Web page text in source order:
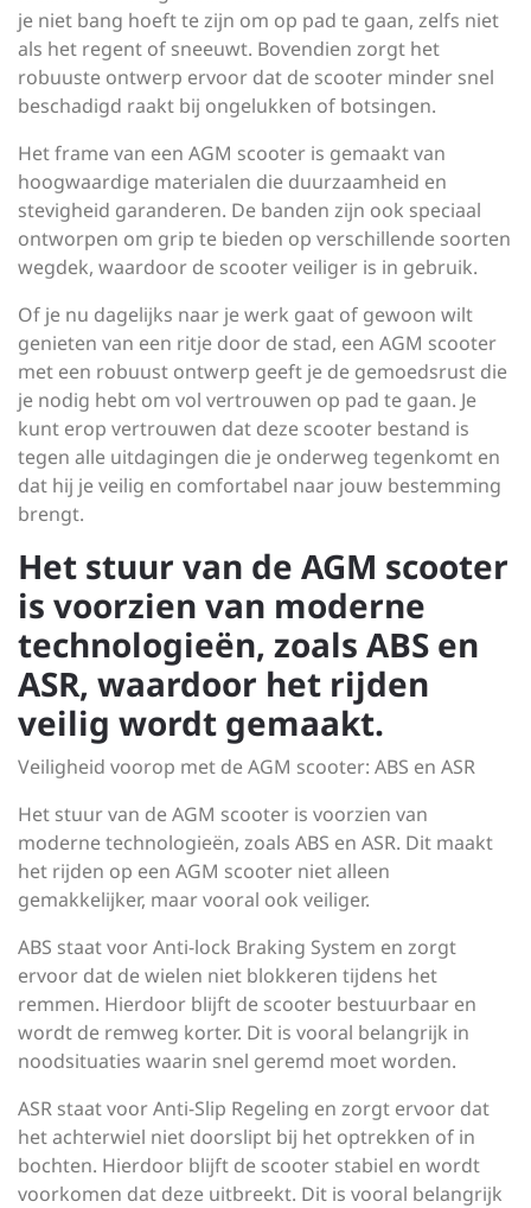
je niet bang hoeft te zijn om op pad te gaan, zelfs niet
als het regent of sneeuwt. Bovendien zorgt het
robuuste ontwerp ervoor dat de scooter minder snel
beschadigd raakt bij ongelukken of botsingen.
Het frame van een AGM scooter is gemaakt van
hoogwaardige materialen die duurzaamheid en
stevigheid garanderen. De banden zijn ook speciaal
ontworpen om grip te bieden op verschillende soorten
wegdek, waardoor de scooter veiliger is in gebruik.
Of je nu dagelijks naar je werk gaat of gewoon wilt
genieten van een ritje door de stad, een AGM scooter
met een robuust ontwerp geeft je de gemoedsrust die
je nodig hebt om vol vertrouwen op pad te gaan. Je
kunt erop vertrouwen dat deze scooter bestand is
tegen alle uitdagingen die je onderweg tegenkomt en
dat hij je veilig en comfortabel naar jouw bestemming
brengt.
Het stuur van de AGM scooter
is voorzien van moderne
technologieën, zoals ABS en
ASR, waardoor het rijden
veilig wordt gemaakt.
Veiligheid voorop met de AGM scooter: ABS en ASR
Het stuur van de AGM scooter is voorzien van
moderne technologieën, zoals ABS en ASR. Dit maakt
het rijden op een AGM scooter niet alleen
gemakkelijker, maar vooral ook veiliger.
ABS staat voor Anti-lock Braking System en zorgt
ervoor dat de wielen niet blokkeren tijdens het
remmen. Hierdoor blijft de scooter bestuurbaar en
wordt de remweg korter. Dit is vooral belangrijk in
noodsituaties waarin snel geremd moet worden.
ASR staat voor Anti-Slip Regeling en zorgt ervoor dat
het achterwiel niet doorslipt bij het optrekken of in
bochten. Hierdoor blijft de scooter stabiel en wordt
voorkomen dat deze uitbreekt. Dit is vooral belangrijk